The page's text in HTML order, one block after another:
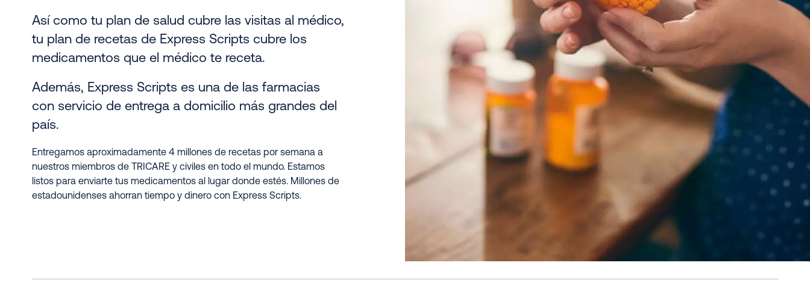
Así como tu plan de salud cubre las visitas al médico,
tu plan de recetas de Express Scripts cubre los
medicamentos que el médico te receta.
Además, Express Scripts es una de las farmacias
con servicio de entrega a domicilio más grandes del
país.
Entregamos aproximadamente 4 millones de recetas por semana a
nuestros miembros de TRICARE y civiles en todo el mundo. Estamos
listos para enviarte tus medicamentos al lugar donde estés. Millones de
estadounidenses ahorran tiempo y dinero con Express Scripts.